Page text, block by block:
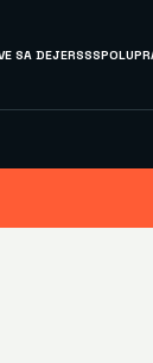
SA DEJERSS